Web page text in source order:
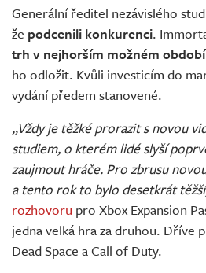
Generální ředitel nezávislého
že podcenili konkurenci.
trh v nejhorším možném období
ho odložit. Kvůli investicím do
vydání předem stanovené.
„Vždy je těžké prorazit s novou
studiem, o kterém lidé slyší
zaujmout hráče. Pro zbrusu
a tento rok to bylo desetkrát
rozhovoru pro Xbox Expansion
jedna velká hra za druhou. Dříve
Dead Space a Call of Duty.